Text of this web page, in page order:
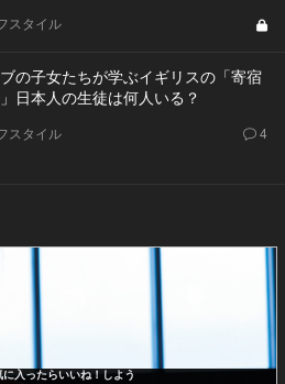
スタイル
の子女たちが学ぶイギリスの「寄宿
日本人の生徒は何人いる？
スタイル 4
入ったらいいね！しよう